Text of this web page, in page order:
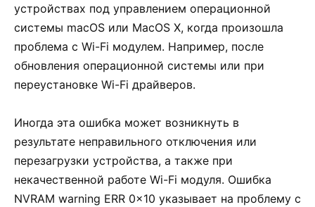
устройствах под управлением операционной
системы macOS или MacOS X, когда произошла
проблема с Wi-Fi модулем. Например, после
обновления операционной системы или при
переустановке Wi-Fi драйверов.
Иногда эта ошибка может возникнуть в
результате неправильного отключения или
перезагрузки устройства, а также при
некачественной работе Wi-Fi модуля. Ошибка
NVRAM warning ERR 0x10 указывает на проблему с